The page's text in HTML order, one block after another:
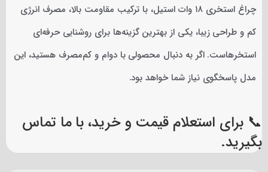
چراغ استخری ۱۸ وات استیل، با ترکیب مقاومت بالا، مصرف انرژی
کم و طراحی زیبا، یکی از بهترین گزینه‌ها برای روشنایی حرفه‌ای
استخرهاست. اگر به دنبال محصولی با دوام و کم‌مصرف هستید، این
مدل پاسخگوی نیاز شما خواهد بود.
📞 برای استعلام قیمت و خرید، با ما تماس
بگیرید.